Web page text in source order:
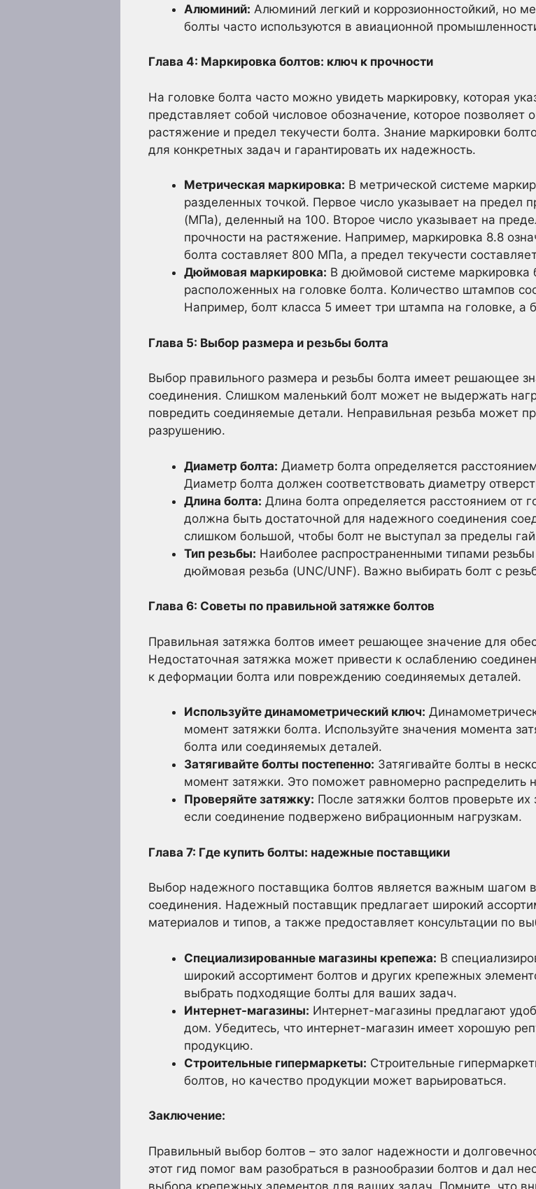
Алюминий: Алюминий легкий и коррозионностойкий, но
болты часто используются в авиационной
Глава 4: Маркировка болтов: ключ к прочности
На головке болта часто можно увидеть маркировку, которая
представляет собой числовое обозначение, которое позволяет
растяжение и предел текучести болта. Знание маркировки
для конкретных задач и гарантировать их надежность.
Метрическая маркировка: В метрической системе
разделенных точкой. Первое число указывает на предел
(МПа), деленный на 100. Второе число указывает на
прочности на растяжение. Например, маркировка 8.8
болта составляет 800 МПа, а предел текучести
Дюймовая маркировка: В дюймовой системе маркировка
расположенных на головке болта. Количество штампов
Например, болт класса 5 имеет три штампа на головке, а
Глава 5: Выбор размера и резьбы болта
Выбор правильного размера и резьбы болта имеет решающее
соединения. Слишком маленький болт может не выдержать
повредить соединяемые детали. Неправильная резьба может
разрушению.
Диаметр болта: Диаметр болта определяется
Диаметр болта должен соответствовать диаметру
Длина болта: Длина болта определяется расстоянием от
должна быть достаточной для надежного соединения
слишком большой, чтобы болт не выступал за пределы
Тип резьбы: Наиболее распространенными типами
дюймовая резьба (UNC/UNF). Важно выбирать болт с
Глава 6: Советы по правильной затяжке болтов
Правильная затяжка болтов имеет решающее значение для
Недостаточная затяжка может привести к ослаблению
к деформации болта или повреждению соединяемых деталей.
Используйте динамометрический ключ:
момент затяжки болта. Используйте значения момента
болта или соединяемых деталей.
Затягивайте болты постепенно: Затягивайте болты в
момент затяжки. Это поможет равномерно распределить
Проверяйте затяжку: После затяжки болтов проверьте
если соединение подвержено вибрационным нагрузкам.
Глава 7: Где купить болты: надежные поставщики
Выбор надежного поставщика болтов является важным шагом
соединения. Надежный поставщик предлагает широкий
материалов и типов, а также предоставляет консультации по
Специализированные магазины крепежа: В
широкий ассортимент болтов и других крепежных
выбрать подходящие болты для ваших задач.
Интернет-магазины: Интернет-магазины предлагают
дом. Убедитесь, что интернет-магазин имеет хорошую
продукцию.
Строительные гипермаркеты: Строительные
болтов, но качество продукции может варьироваться.
Заключение:
Правильный выбор болтов – это залог надежности и
этот гид помог вам разобраться в разнообразии болтов и дал
выбора крепежных элементов для ваших задач. Помните, что